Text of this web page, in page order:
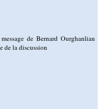
de Bernard Ourghanlian
de la discussion